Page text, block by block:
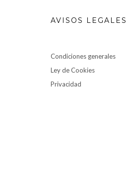
AVISOS LEGALES
Condiciones generales
Ley de Cookies
Privacidad